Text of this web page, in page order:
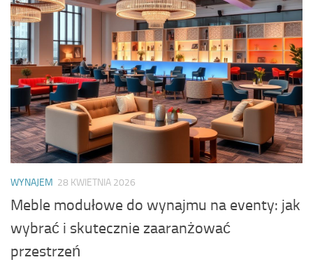
WYNAJEM 28 KWIETNIA 2026
Meble modułowe do wynajmu na eventy: jak
wybrać i skutecznie zaaranżować
przestrzeń